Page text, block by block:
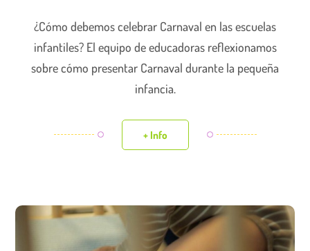
¿Cómo debemos celebrar Carnaval en las escuelas
infantiles? El equipo de educadoras reflexionamos
sobre cómo presentar Carnaval durante la pequeña
infancia.
+ Info